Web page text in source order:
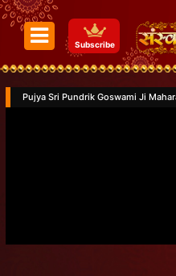
Subscribe
Pujya Sri Pundrik Goswami Ji